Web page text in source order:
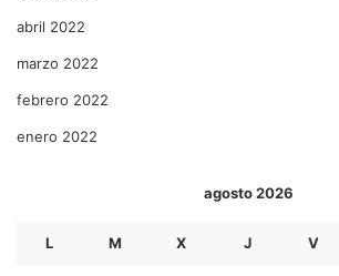
abril 2022
marzo 2022
febrero 2022
enero 2022
agosto 2026
L M X J V